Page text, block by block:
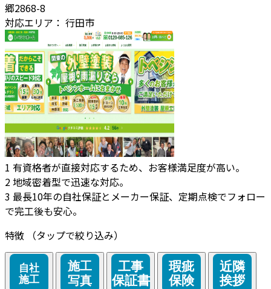
郷2868-8
対応エリア： 行田市
1 有資格者が直接対応するため、お客様満足度が高い。
2地域密着型で迅速な対応。
3 最長10年の自社保証とメーカー保証、定期点検でフォロー
で完工後も安心。
特徴
（タップで絞り込み）